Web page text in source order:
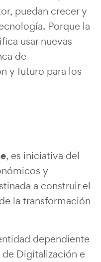
puedan crecer y
Porque la
usar nuevas
de
y futuro para los
, es iniciativa del
y
a construir el
la transformación
dependiente
de Digitalización e